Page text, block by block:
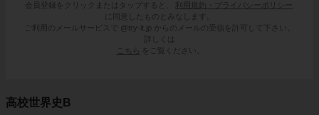
会員登録をクリックまたはタップすると、
利用規約・プライバシーポリシー
に同意したものとみなします。
ご利用のメールサービスで @try-it.jp からのメールの受信を許可して下さい。
詳しくは
こちら
をご覧ください。
高校世界史B